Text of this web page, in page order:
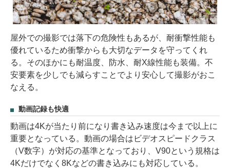
屋外での撮影では落下の危険性もあるが、耐衝撃性能も
優れているため衝撃からも大切なデータを守ってくれ
る。そのほかにも耐温度、防水、耐X線性能も装備。不
安要素を少しでも減らすことでより安心して撮影がおこ
なえる。
動画記録も快適
動画は4Kが当たり前になり書き込み速度は今まで以上に
重要となっている。動画の場合はビデオスピードクラス
（V数字）が対応の基準となっており、V90という規格は
4Kだけでなく8Kなどの書き込みにも対応している。